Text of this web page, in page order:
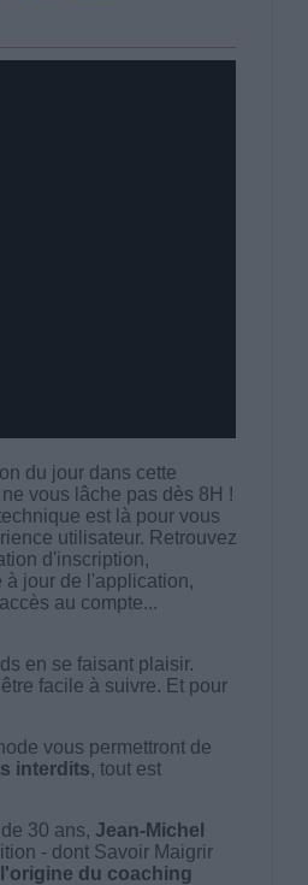
du jour dans cette
vous lâche pas dès 8H !
est là pour vous
utilisateur. Retrouvez
d'inscription,
à jour de l'application,
au compte...
en se faisant plaisir.
facile à suivre. Et pour
vous permettront de
interdits, tout est
30 ans, Jean-Michel
- dont Savoir Maigrir
du coaching